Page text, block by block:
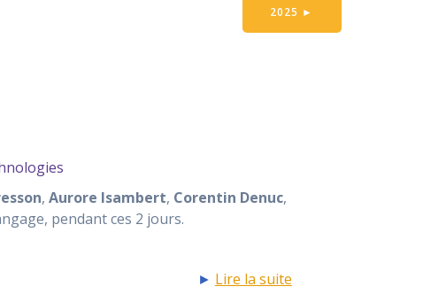
2025 ►
,Aurore Isambert, Corentin Denuc,
pendant ces 2 jours.
► Lire la suite